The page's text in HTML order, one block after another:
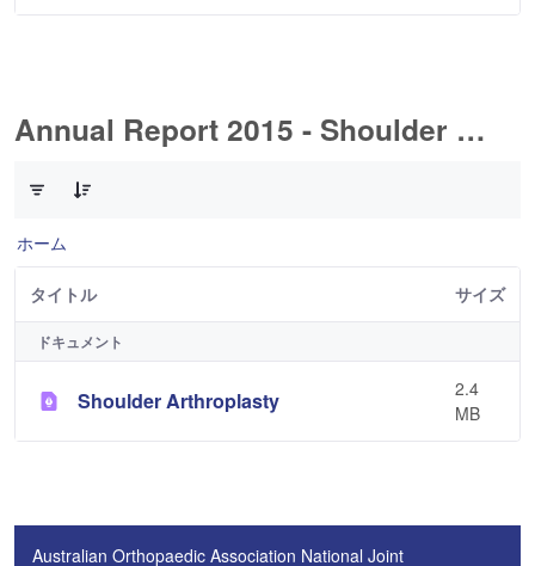
Annual Report 2015 - Shoulder Arthorplasty
ホーム
タイトル サイズ
ドキュメント
Shoulder Arthroplasty
2.4
MB
Australian Orthopaedic Association National Joint